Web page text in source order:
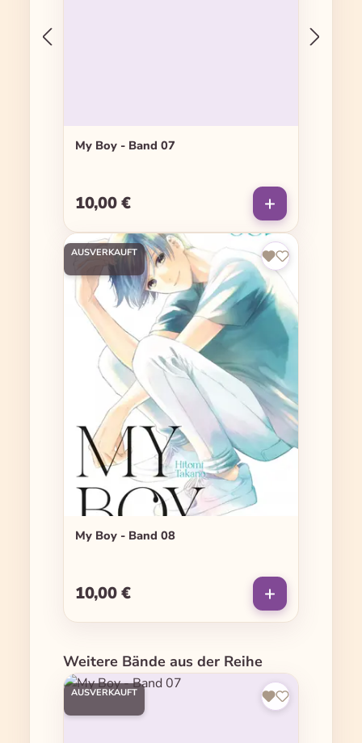
My Boy - Band 07
Regulärer Preis:
10,00 €
AUSVERKAUFT
My Boy - Band 08
Regulärer Preis:
10,00 €
Produktgalerie überspringen
Weitere Bände aus der Reihe
AUSVERKAUFT